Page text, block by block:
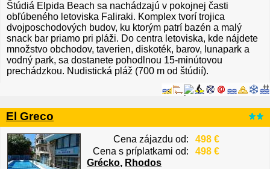
Štúdiá Elpida Beach sa nachádzajú v pokojnej časti
obľúbeného letoviska Faliraki. Komplex tvorí trojica
dvojposchodových budov, ku ktorým patrí bazén a malý
snack bar priamo pri pláži. Do centra letoviska, kde nájdete
množstvo obchodov, taverien, diskoték, barov, lunapark a
vodný park, sa dostanete pohodlnou 15-minútovou
prechádzkou. Nudistická pláž (700 m od štúdií).
El Greco
Cena zájazdu od:
498 €
Cena s príplatkami od:
498 €
Grécko, Rhodos